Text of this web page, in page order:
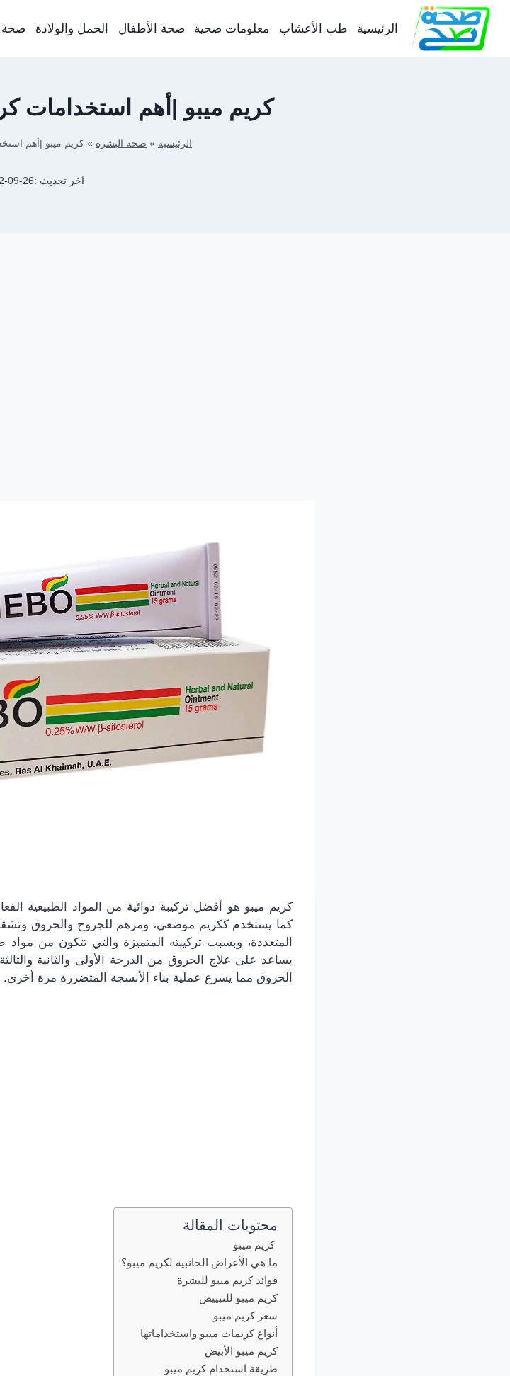
التجاوز
المحتوى
الرئيسية طب الأعشاب معلومات صحية صحة الأطفال الحمل والولادة صحة
كريم ميبو |أهم استخدامات
الرئيسية » صحة البشرة » كريم ميبو |أهم
اخر تحديث :09-26
كريم ميبو هو أفضل تركيبة دوائية من المواد الطبيعية
كما يستخدم ككريم موضعي، ومرهم للجروح والحروق
المتعددة، وبسبب تركيبته المتميزة والتي تتكون من
يساعد على علاج الحروق من الدرجة الأولى والثانية
الحروق مما يسرع عملية بناء الأنسجة المتضررة مرة أخرى.
محتويات المقالة
كريم ميبو
ما هي الأعراض الجانبية لكريم ميبو؟
فوائد كريم ميبو للبشرة
كريم ميبو للتبييض
سعر كريم ميبو
أنواع كريمات ميبو واستخداماتها
كريم ميبو الأبيض
طريقة استخدام كريم ميبو